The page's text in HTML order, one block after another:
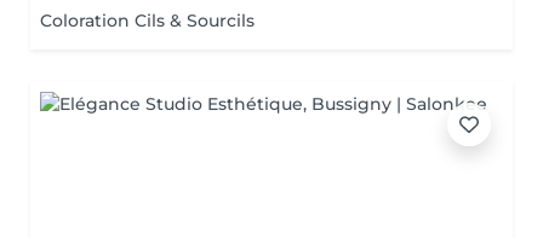
Coloration Cils & Sourcils